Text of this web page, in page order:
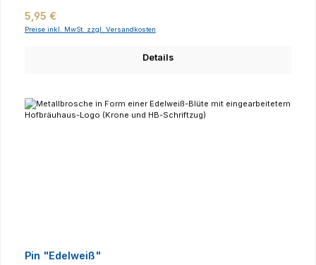
Regulärer Preis:
5,95 €
Preise inkl. MwSt. zzgl. Versandkosten
Details
Pin "Edelweiß"